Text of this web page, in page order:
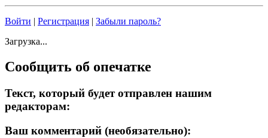
Войти | Регистрация | Забыли пароль?
Загрузка...
Сообщить об опечатке
Текст, который будет отправлен нашим
редакторам:
Ваш комментарий (необязательно):